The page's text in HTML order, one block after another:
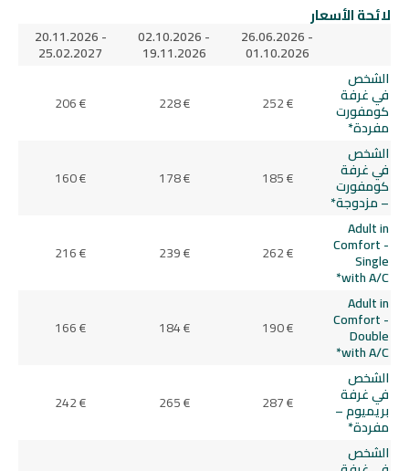
لائحة الأسعار
26.06.2026 -
01.10.2026
02.10.2026 -
19.11.2026
20.11.2026 -
25.02.2027
الشخص
في غرفة
كومفورت
مفردة*
252 €
228 €
206 €
الشخص
في غرفة
كومفورت
– مزدوجة*
185 €
178 €
160 €
Adult in
Comfort -
Single
with A/C*
262 €
239 €
216 €
Adult in
Comfort -
Double
with A/C*
190 €
184 €
166 €
الشخص
في غرفة
بريميوم –
مفردة*
287 €
265 €
242 €
الشخص